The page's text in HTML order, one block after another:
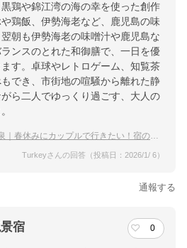
鶏や錦江湾の海の幸を使った創作
鶏飯、伊勢海老など、鹿児島の味
朝も伊勢海老の味噌汁や鹿児島な
ンスのとれた和御膳で、一日を優
す。卓球やレトロゲーム、知覧茶
でき、市街地の喧騒から離れた静
ら二人でゆっくり過ごす、大人の
春休みにカップルで行きたい！宿のおすすめは？
Turkeyさんの回答（投稿日：2026/1/ 6）
通報する
宿 0